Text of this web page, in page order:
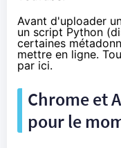
Avant d'uploader
un script Python (
certaines
mettre en ligne.
par ici.
Chrome et
pour le